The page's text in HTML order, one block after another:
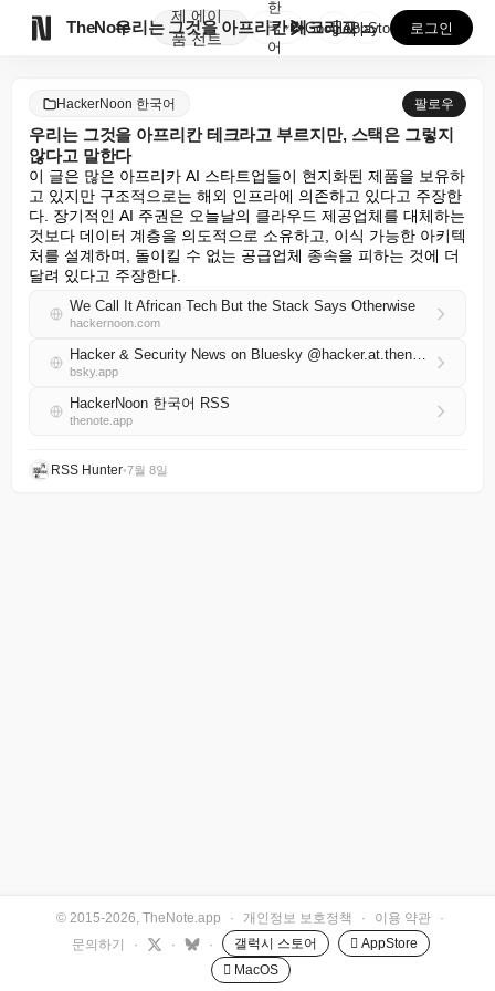
TheNote
제
품
에이
전트
우리는 그것을 아프리칸 테크라고 부르지만, 스택은 그렇...
한
국
어
GooglePlay
AppStore 로그인
HackerNoon 한국어 팔로우
우리는 그것을 아프리칸 테크라고 부르지만, 스택은 그렇지
않다고 말한다
이 글은 많은 아프리카 AI 스타트업들이 현지화된 제품을 보유하
고 있지만 구조적으로는 해외 인프라에 의존하고 있다고 주장한
다. 장기적인 AI 주권은 오늘날의 클라우드 제공업체를 대체하는
것보다 데이터 계층을 의도적으로 소유하고, 이식 가능한 아키텍
처를 설계하며, 돌이킬 수 없는 공급업체 종속을 피하는 것에 더
달려 있다고 주장한다.
We Call It African Tech But the Stack Says Otherwise
hackernoon.com
Hacker & Security News on Bluesky @hacker.at.thenote.app
bsky.app
HackerNoon 한국어 RSS
thenote.app
RSS Hunter•7월 8일
© 2015-2026, TheNote.app · 개인정보 보호정책 · 이용 약관
·
문의하기
· · · 갤럭시 스토어
 AppStore
 MacOS